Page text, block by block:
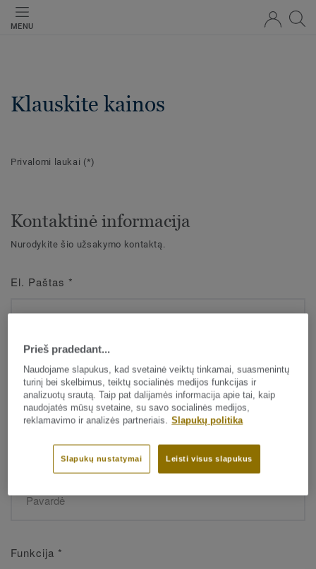
MENU
Klauskite kainos
Privalomi laukai (*)
Kontaktinė informacija
Nurodykite šio užsakymo kontaktą.
El. Paštas *
Vardas*
*
Funkcija *
Prieš pradedant...
Naudojame slapukus, kad svetainė veiktų tinkamai, suasmenintų
turinį bei skelbimus, teiktų socialinės medijos funkcijas ir
analizuotų srautą. Taip pat dalijamės informacija apie tai, kaip
naudojatės mūsų svetaine, su savo socialinės medijos,
reklamavimo ir analizės partneriais. Slapukų politika
Leisti visus slapukus
Slapukų nustatymai